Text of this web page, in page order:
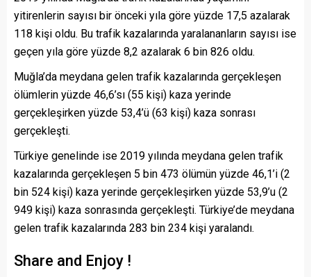
yitirenlerin sayısı bir önceki yıla göre yüzde 17,5 azalarak
118 kişi oldu. Bu trafik kazalarında yaralananların sayısı ise
geçen yıla göre yüzde 8,2 azalarak 6 bin 826 oldu.
Muğla’da meydana gelen trafik kazalarında gerçekleşen
ölümlerin yüzde 46,6’sı (55 kişi) kaza yerinde
gerçekleşirken yüzde 53,4’ü (63 kişi) kaza sonrası
gerçekleşti.
Türkiye genelinde ise 2019 yılında meydana gelen trafik
kazalarında gerçekleşen 5 bin 473 ölümün yüzde 46,1’i (2
bin 524 kişi) kaza yerinde gerçekleşirken yüzde 53,9’u (2
949 kişi) kaza sonrasında gerçekleşti. Türkiye’de meydana
gelen trafik kazalarında 283 bin 234 kişi yaralandı.
Share and Enjoy !